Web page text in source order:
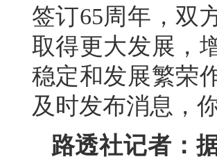
签订65周年，双
取得更大发展，
稳定和发展繁荣
及时发布消息，
路透社记者：